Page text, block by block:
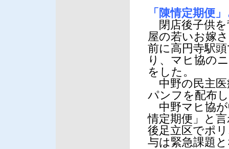
「陳情定期便
閉店後子供を
屋の若いお嫁
前に高円寺駅
り、マヒ協の
をした。
中野の民主医
パンフを配布
中野マヒ協が
情定期便」と
後足立区でポ
与は緊急課題